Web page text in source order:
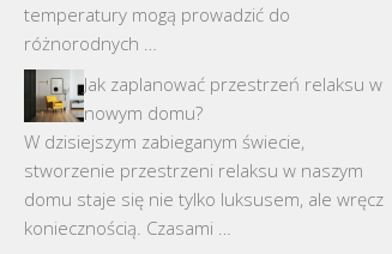
temperatury mogą prowadzić do
różnorodnych …
Jak zaplanować przestrzeń relaksu w
nowym domu?
W dzisiejszym zabieganym świecie,
stworzenie przestrzeni relaksu w naszym
domu staje się nie tylko luksusem, ale wręcz
koniecznością. Czasami …